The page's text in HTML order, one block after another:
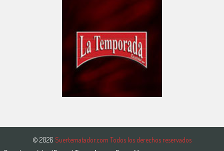
© 2026 Suertematador.com Todos los derechos reservados